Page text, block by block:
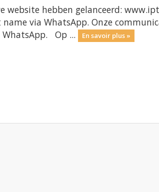
hebben gelanceerd:
via WhatsApp. Onze
Op ...
En savoir plus »